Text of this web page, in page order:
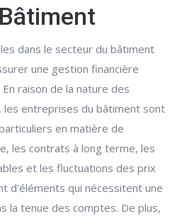
dans le secteur du bâtiment
une gestion financière
raison de la nature des
les entreprises du bâtiment sont
en matière de
les contrats à long terme, les
et les fluctuations des prix
d'éléments qui nécessitent une
la tenue des comptes. De plus,